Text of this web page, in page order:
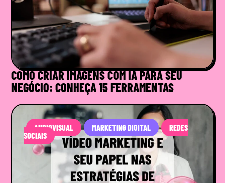
COMO CRIAR IMAGENS COM IA PARA SEU
NEGÓCIO: CONHEÇA 15 FERRAMENTAS
AUDIOVISUAL MARKETING DIGITAL
REDES
SOCIAIS